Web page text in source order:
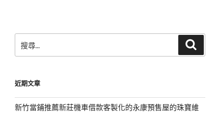
尋
字:
近期文章
新竹當鋪推薦新莊機車借款客製化的永康預售屋的珠寶維